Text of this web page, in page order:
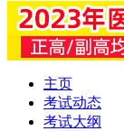
主页
考试动态
考试大纲